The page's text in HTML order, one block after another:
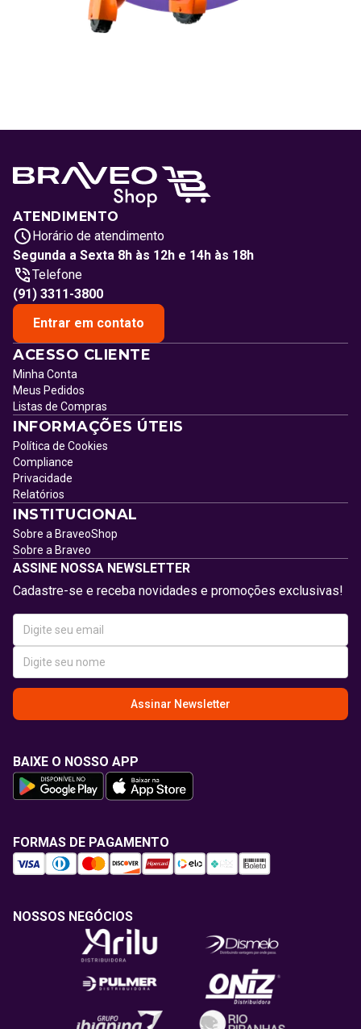
ATENDIMENTO
Horário de atendimento
Segunda a Sexta 8h às 12h e 14h às 18h
Telefone
(91) 3311-3800
Entrar em contato
ACESSO CLIENTE
Minha Conta
Meus Pedidos
Listas de Compras
INFORMAÇÕES ÚTEIS
Política de Cookies
Compliance
Privacidade
Relatórios
INSTITUCIONAL
Sobre a BraveoShop
Sobre a Braveo
ASSINE NOSSA NEWSLETTER
Cadastre-se e receba novidades e promoções exclusivas!
Assinar Newsletter
BAIXE O NOSSO APP
FORMAS DE PAGAMENTO
NOSSOS NEGÓCIOS